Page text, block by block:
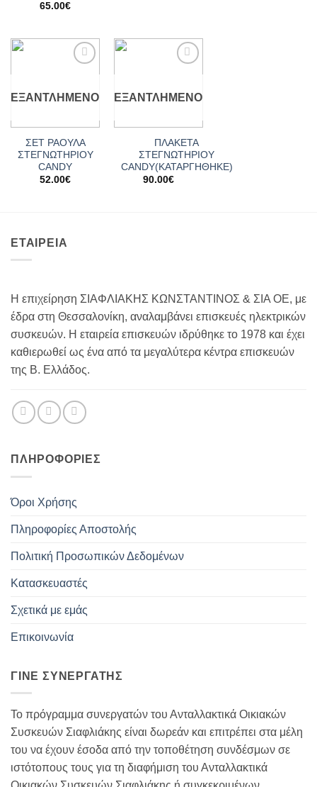
65.00€
ΕΞΑΝΤΛΗΜΈΝΟ
ΣΕΤ ΡΑΟΥΛΑ
ΣΤΕΓΝΩΤΗΡΙΟΥ
CANDY
52.00€
ΕΞΑΝΤΛΗΜΈΝΟ
ΠΛΑΚΕΤΑ
ΣΤΕΓΝΩΤΗΡΙΟΥ
CANDΥ(ΚΑΤΑΡΓΗΘΗΚΕ)
90.00€
ΕΤΑΙΡΕΙΑ
Η επιχείρηση ΣΙΑΦΛΙΑΚΗΣ ΚΩΝΣΤΑΝΤΙΝΟΣ & ΣΙΑ ΟΕ, με
έδρα στη Θεσσαλονίκη, αναλαμβάνει επισκευές ηλεκτρικών
συσκευών. Η εταιρεία επισκευών ιδρύθηκε το 1978 και έχει
καθιερωθεί ως ένα από τα μεγαλύτερα κέντρα επισκευών
της Β. Ελλάδος.
ΠΛΗΡΟΦΟΡΊΕΣ
Όροι Χρήσης
Πληροφορίες Αποστολής
Πολιτική Προσωπικών Δεδομένων
Κατασκευαστές
Σχετικά με εμάς
Επικοινωνία
ΓΊΝΕ ΣΥΝΕΡΓΆΤΗΣ
Το πρόγραμμα συνεργατών του Ανταλλακτικά Οικιακών
Συσκευών Σιαφλιάκης είναι δωρεάν και επιτρέπει στα μέλη
του να έχουν έσοδα από την τοποθέτηση συνδέσμων σε
ιστότοπους τους για τη διαφήμιση του Ανταλλακτικά